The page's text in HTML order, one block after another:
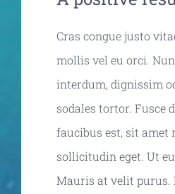
Cras congue justo
mollis vel eu orci.
interdum, dignissim
sodales tortor. Fusce
faucibus est, sit amet
sollicitudin eget. Ut
Mauris at velit purus.